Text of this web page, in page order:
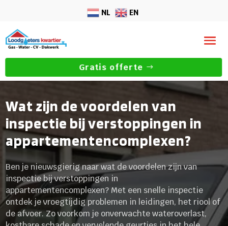
NL EN
Gratis offerte
Wat zijn de voordelen van
inspectie bij verstoppingen in
appartementencomplexen?
Ben je nieuwsgierig naar wat de voordelen zijn van
inspectie bij verstoppingen in
appartementencomplexen? Met een snelle inspectie
ontdek je vroegtijdig problemen in leidingen, het riool of
de afvoer. Zo voorkom je onverwachte wateroverlast,